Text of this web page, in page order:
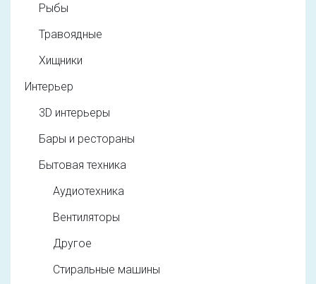
Рыбы
Травоядные
Хищники
Интерьер
3D интерьеры
Бары и рестораны
Бытовая техника
Аудиотехника
Вентиляторы
Другое
Стиральные машины